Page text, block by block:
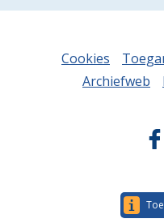
Cookies
Archiefweb